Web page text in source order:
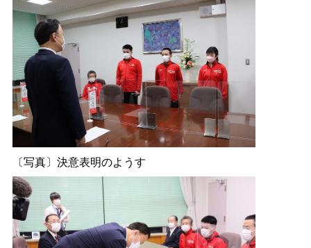
〔写真〕決意表明のようす